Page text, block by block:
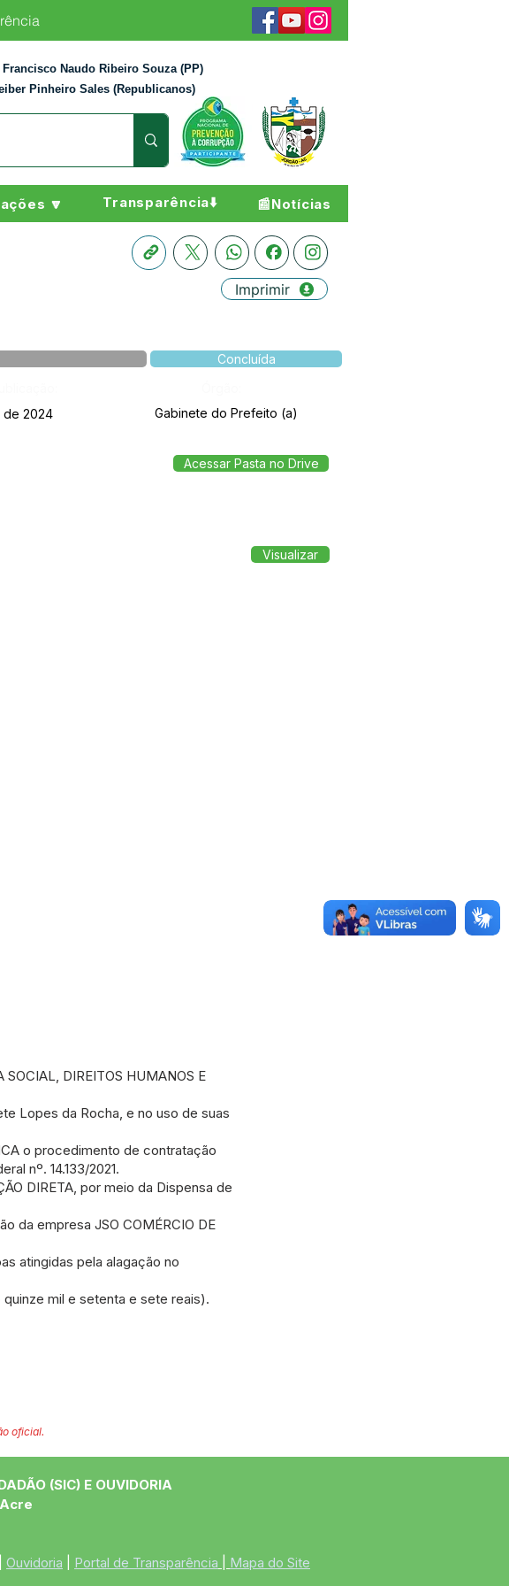
Francisco Naudo Ribeiro Souza (PP)
Pinheiro Sales (Republicanos)
🔽 Transparência⬇️ 📰Notícias
Imprimir
Concluída
de 2024 Gabinete do Prefeito (a)
Acessar Pasta no Drive
SOCIAL, DIREITOS HUMANOS E
Lopes da Rocha, e no uso de suas
o procedimento de contratação
nº. 14.133/2021.
DIRETA, por meio da Dispensa de
da empresa JSO COMÉRCIO DE
atingidas pela alagação no
mil e setenta e sete reais).
Visualizar
oficial.
(SIC) E OUVIDORIA
Ouvidoria Portal de Transparência Mapa do Site